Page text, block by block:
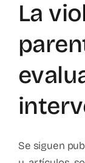
Contacto
La
Se siguen